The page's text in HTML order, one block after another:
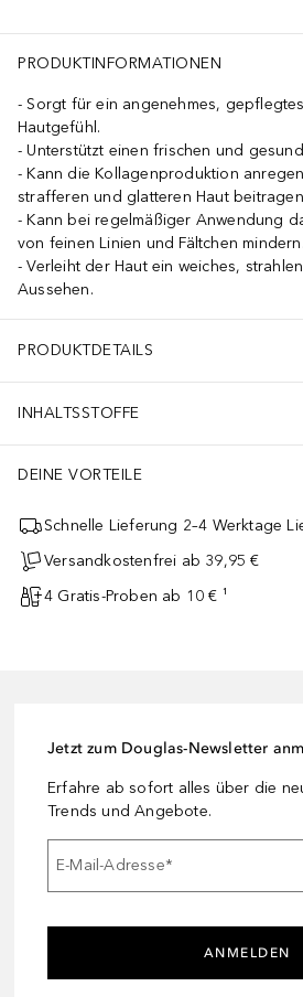
PRODUKTINFORMATIONEN
Sorgt für ein angenehmes,
Hautgefühl.
Unterstützt einen frischen und
Kann die Kollagenproduktion
strafferen und glatteren Haut
Kann bei regelmäßiger Anwendung
von feinen Linien und Fältchen mindern.
Verleiht der Haut ein weiches,
Aussehen.
PRODUKTDETAILS
INHALTSSTOFFE
DEINE VORTEILE
Schnelle Lieferung 2–4 Werktage
Versandkostenfrei ab 39,95 €
4 Gratis-Proben ab 10 € ¹
Jetzt zum Douglas-Newsletter
Erfahre ab sofort alles über die
Trends und Angebote.
E-Mail-Adresse*
ANMELDEN